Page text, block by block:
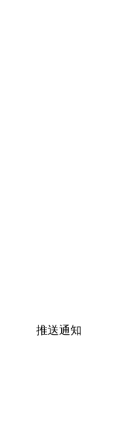
推送通知